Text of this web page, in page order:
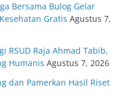
Bersama Bulog Gelar
Gratis Agustus 7,
RSUD Raja Ahmad Tabib,
Humanis Agustus 7, 2026
dan Pamerkan Hasil Riset